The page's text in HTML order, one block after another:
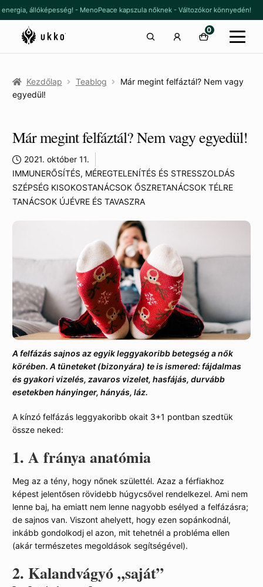
Ugrás
a
navigációhoz
Kilépés
a
tartalomba
állóképesség! - MenoPeace kapszula nőknek - Változókor könnyedén!
0
Kezdőlap Teablog
Már megint felfáztál? Nem vagy
egyedül!
Már megint felfáztál? Nem vagy egyedül!
2021. október 11.
IMMUNERŐSÍTÉS, MÉREGTELENÍTÉS ÉS STRESSZOLDÁS
SZÉPSÉG KISOKOSTANÁCSOK ŐSZRETANÁCSOK TÉLRE
TANÁCSOK ÚJÉVRE ÉS TAVASZRA
A felfázás sajnos az egyik leggyakoribb betegség a nők
körében. A tüneteket (bizonyára) te is ismered: fájdalmas
és gyakori vizelés, zavaros vizelet, hasfájás, durvább
esetekben hányinger, hányás, láz.
A kínzó felfázás leggyakoribb okait 3+1 pontban szedtük
össze neked:
1. A fránya anatómia
Meg az a tény, hogy nőnek születtél. Azaz a férfiakhoz
képest jelentősen rövidebb húgycsővel rendelkezel. Ami nem
lenne baj, ha emiatt nem lenne nagyobb esélyed a felfázásra;
de sajnos van. Viszont ahelyett, hogy ezen sopánkodnál,
inkább gondolkodj el azon, mit tehetnél a probléma ellen
(akár természetes megoldások segítségével).
2. Kalandvágyó „saját”